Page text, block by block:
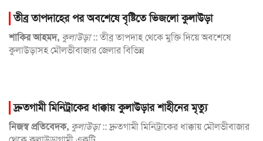
তীব্র তাপদাহের পর অবশেষে বৃষ্টিতে ভিজলো কুলাউড়া
শাকির আহমদ, কুলাউড়া:: তীব্র তাপদাহ থেকে মুক্তি দিয়ে অবশেষে
কুলাউড়াসহ মৌলভীবাজার জেলার বিভিন্ন
দ্রুতগামী মিনিট্রাকের ধাক্কায় কুলাউড়ার শাহীনের মৃত্যু
নিজস্ব প্রতিবেদক, কুলাউড়া:: দ্রুতগামী মিনিট্রাকের ধাক্কায় মৌলভীবাজার